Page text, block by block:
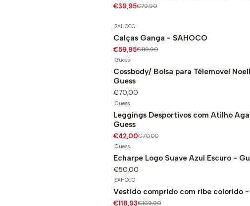
€39,95€79,90
-50%
|SAHOCO
Calças Ganga - SAHOCO
€59,95€119,90
|Guess
Cossbody/ Bolsa para Télemovel
Guess
€70,00
-40%
|Guess
Leggings Desportivos com Atilho
Guess
€42,00€70,00
|Guess
Echarpe Logo Suave Azul Escuro -
€50,00
-30%
|SAHOCO
Vestido comprido com ribe colorido -
€118,93€169,90